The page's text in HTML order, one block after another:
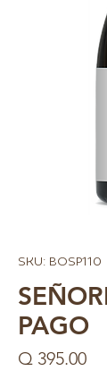
SKU: BOSP110
PAGO
Q 395.00